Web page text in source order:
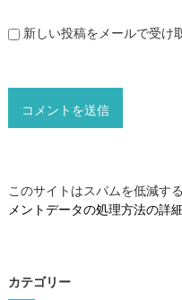
新しい投稿をメールで受け
このサイトはスパムを低減す
メントデータの処理方法の詳
カテゴリー